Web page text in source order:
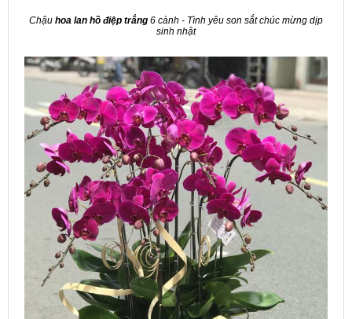
Chậu hoa lan hồ điệp trắng 6 cành - Tình yêu son sắt chúc mừng dịp
sinh nhật